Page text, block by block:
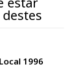
1996